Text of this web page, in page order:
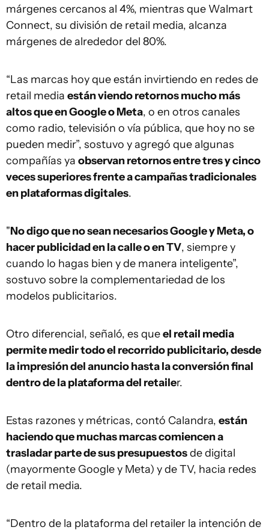
márgenes cercanos al 4%, mientras que Walmart
Connect, su división de retail media, alcanza
márgenes de alrededor del 80%.
“Las marcas hoy que están invirtiendo en redes de
retail media están viendo retornos mucho más
altos que en Google o Meta, o en otros canales
como radio, televisión o vía pública, que hoy no se
pueden medir”, sostuvo y agregó que algunas
compañías ya observan retornos entre tres y cinco
veces superiores frente a campañas tradicionales
en plataformas digitales.
"No digo que no sean necesarios Google y Meta, o
hacer publicidad en la calle o en TV, siempre y
cuando lo hagas bien y de manera inteligente”,
sostuvo sobre la complementariedad de los
modelos publicitarios.
Otro diferencial, señaló, es queel retail media
permite medir todo el recorrido publicitario, desde
la impresión del anuncio hasta la conversión final
dentro de la plataforma del retailer.
Estas razones y métricas, contó Calandra, están
haciendo que muchas marcas comiencen a
trasladar parte de sus presupuestosde digital
(mayormente Google y Meta) y de TV, hacia redes
de retail media.
“Dentro de la plataforma del retailer la intención de